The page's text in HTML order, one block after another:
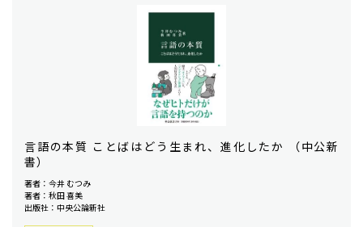
言語の本質 ことばはどう生まれ、進化したか （中公新
書）
著者：今井 むつみ
著者：秋田 喜美
出版社：中央公論新社